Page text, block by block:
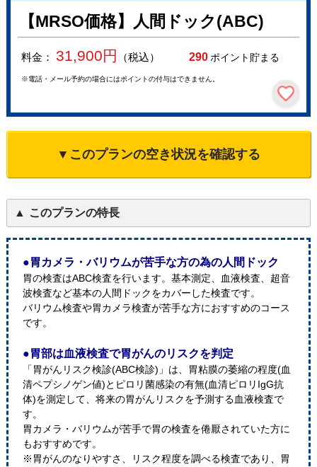
【MRSO価格】人間ドック(ABC)
料金： 31,900円 （税込） 290ポイント貯まる
※電話・メール予約の場合にはポイントの付与はできません。
▼このプランの空き状況を確認する
このプランの特長
●胃カメラ・バリウムが苦手な方の為の人間ドック
胃の検査はABC検査を行います。基本測定、血液検査、超音
波検査など基本の人間ドックをカバーした検査です。
バリウム検査や胃カメラ検査が苦手な方におすすめのコース
です。
●胃部は血液検査で胃がんのリスクを判定
「胃がんリスク検診(ABC検診)」は、胃粘膜の萎縮の程度(血
清ペプシノゲン値)とピロリ菌感染の有無(血清ピロリIgG抗
体)を測定して、将来の胃がんリスクを予測する血液検査で
す。
胃カメラ・バリウムが苦手で胃の検査を倦厭されていた方に
もおすすめです。
※胃がんのなりやすさ、リスク程度を調べる検査であり、胃